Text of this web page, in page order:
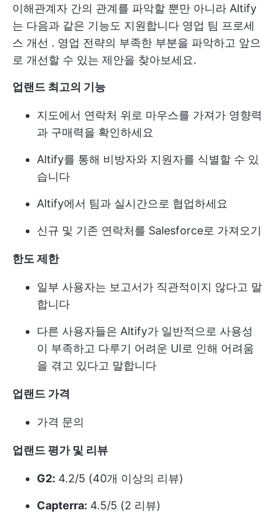
이해관계자 간의 관계를 파악할 뿐만 아니라 Altify
는 다음과 같은 기능도 지원합니다 영업 팀 프로세
스 개선 . 영업 전략의 부족한 부분을 파악하고 앞으
로 개선할 수 있는 제안을 찾아보세요.
업랜드 최고의 기능
지도에서 연락처 위로 마우스를 가져가 영향력
과 구매력을 확인하세요
Altify를 통해 비방자와 지원자를 식별할 수 있
습니다
Altify에서 팀과 실시간으로 협업하세요
신규 및 기존 연락처를 Salesforce로 가져오기
한도 제한
일부 사용자는 보고서가 직관적이지 않다고 말
합니다
다른 사용자들은 Altify가 일반적으로 사용성
이 부족하고 다루기 어려운 UI로 인해 어려움
을 겪고 있다고 말합니다
업랜드 가격
가격 문의
업랜드 평가 및 리뷰
G2: 4.2/5 (40개 이상의 리뷰)
Capterra: 4.5/5 (2 리뷰)